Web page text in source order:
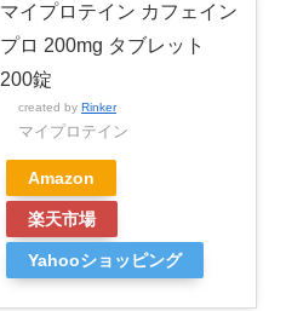
マイプロテイン カフェイン
プロ 200mg タブレット
200錠
created by Rinker
マイプロテイン
Amazon
楽天市場
Yahooショッピング